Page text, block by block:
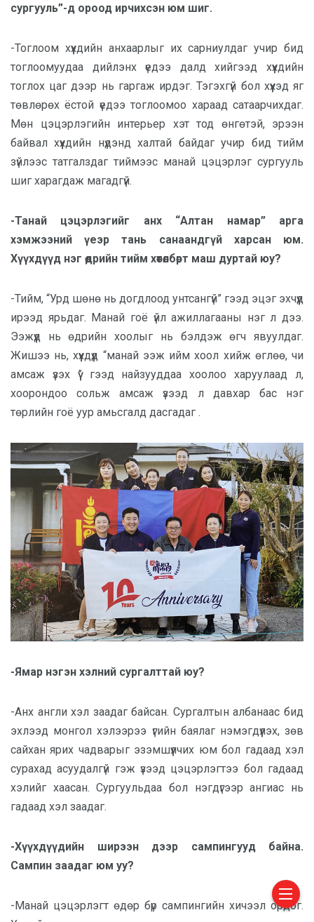
сургууль”-д ороод ирчихсэн юм шиг.
-Тоглоом хүүхдийн анхаарлыг их сарниулдаг учир бид
тоглоомуудаа дийлэнх үедээ далд хийгээд хүүхдийн
тоглох цаг дээр нь гаргаж ирдэг. Тэгэхгүй бол хүүхэд яг
төвлөрөх ёстой үедээ тоглоомоо хараад сатаарчихдаг.
Мөн цэцэрлэгийн интерьер хэт тод өнгөтэй, эрээн
байвал хүүхдийн нүдэнд халтай байдаг учир бид тийм
зүйлээс татгалздаг тиймээс манай цэцэрлэг сургууль
шиг харагдаж магадгүй.
-Танай цэцэрлэгийг анх “Алтан намар” арга
хэмжээний үеэр тань санаандгүй харсан юм.
Хүүхдүүд нэг өдрийн тийм хөтөлбөрт маш дуртай юу?
-Тийм, “Урд шөнө нь догдлоод унтсангүй” гээд эцэг эхчүүд
ирээд ярьдаг. Манай гоё үйл ажиллагааны нэг л дээ.
Ээжүүд нь өдрийн хоолыг нь бэлдэж өгч явуулдаг.
Жишээ нь, хүүхдүүд “манай ээж ийм хоол хийж өглөө, чи
амсаж үзэх үү” гээд найзууддаа хоолоо харуулаад л,
хоорондоо сольж амсаж үзээд л давхар бас нэг
төрлийн гоё уур амьсгалд дасгадаг .
-Ямар нэгэн хэлний сургалттай юу?
-Анх англи хэл заадаг байсан. Сургалтын албанаас бид
эхлээд монгол хэлээрээ үгийн баялаг нэмэгдүүлэх, зөв
сайхан ярих чадварыг эзэмшүүлчих юм бол гадаад хэл
сурахад асуудалгүй гэж үзээд цэцэрлэгтээ бол гадаад
хэлийг хаасан. Сургуульдаа бол нэгдүгээр ангиас нь
гадаад хэл заадаг.
-Хүүхдүүдийн ширээн дээр сампингууд байна.
Сампин заадаг юм уу?
-Манай цэцэрлэгт өдөр бүр сампингийн хичээл ордог.